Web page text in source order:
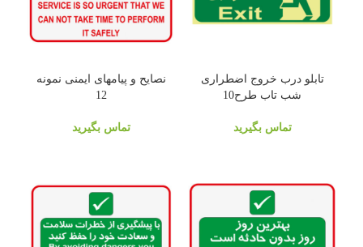
تابلو درب خروج اضطراری
شب تاب طرح10
تماس بگیرید
نصایح و پیامهای ایمنی نمونه
12
تماس بگیرید